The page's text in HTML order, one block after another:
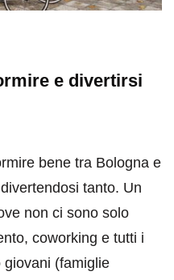
e divertirsi
bene tra Bologna e
tanto. Un
non ci sono solo
coworking e tutti i
(famiglie